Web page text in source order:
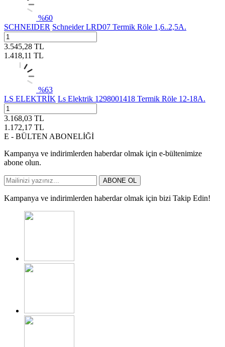
%60
SCHNEIDER Schneider LRD07 Termik Röle 1,6..2,5A.
3.545,28 TL
1.418,11 TL
%63
LS ELEKTRİK Ls Elektrik 1298001418 Termik Röle 12-18A.
3.168,03 TL
1.172,17 TL
E - BÜLTEN ABONELİĞİ
Kampanya ve indirimlerden haberdar olmak için e-bültenimize
abone olun.
ABONE OL
Kampanya ve indirimlerden haberdar olmak için bizi Takip Edin!